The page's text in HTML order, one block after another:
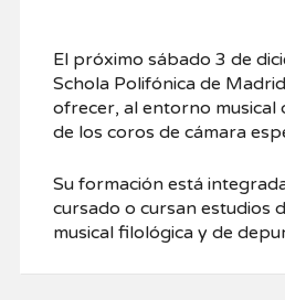
El próximo sábado 3 de
Schola Polifónica de
ofrecer, al entorno musical
de los coros de cámara
Su formación está
cursado o cursan estudios
musical filológica y de